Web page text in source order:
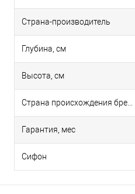
Страна-производитель
Глубина, см
Высота, см
Гарантия, мес
Сифон